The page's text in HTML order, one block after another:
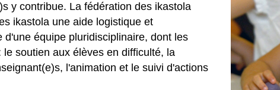
y contribue. La fédération des ikastola
ikastola une aide logistique et
d'une équipe pluridisciplinaire, dont les
soutien aux élèves en difficulté, la
l'animation et le suivi d'actions